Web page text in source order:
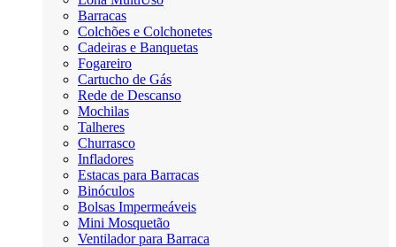
Barracas
Colchões e Colchonetes
Cadeiras e Banquetas
Fogareiro
Cartucho de Gás
Rede de Descanso
Mochilas
Talheres
Churrasco
Infladores
Estacas para Barracas
Binóculos
Bolsas Impermeáveis
Mini Mosquetão
Ventilador para Barraca